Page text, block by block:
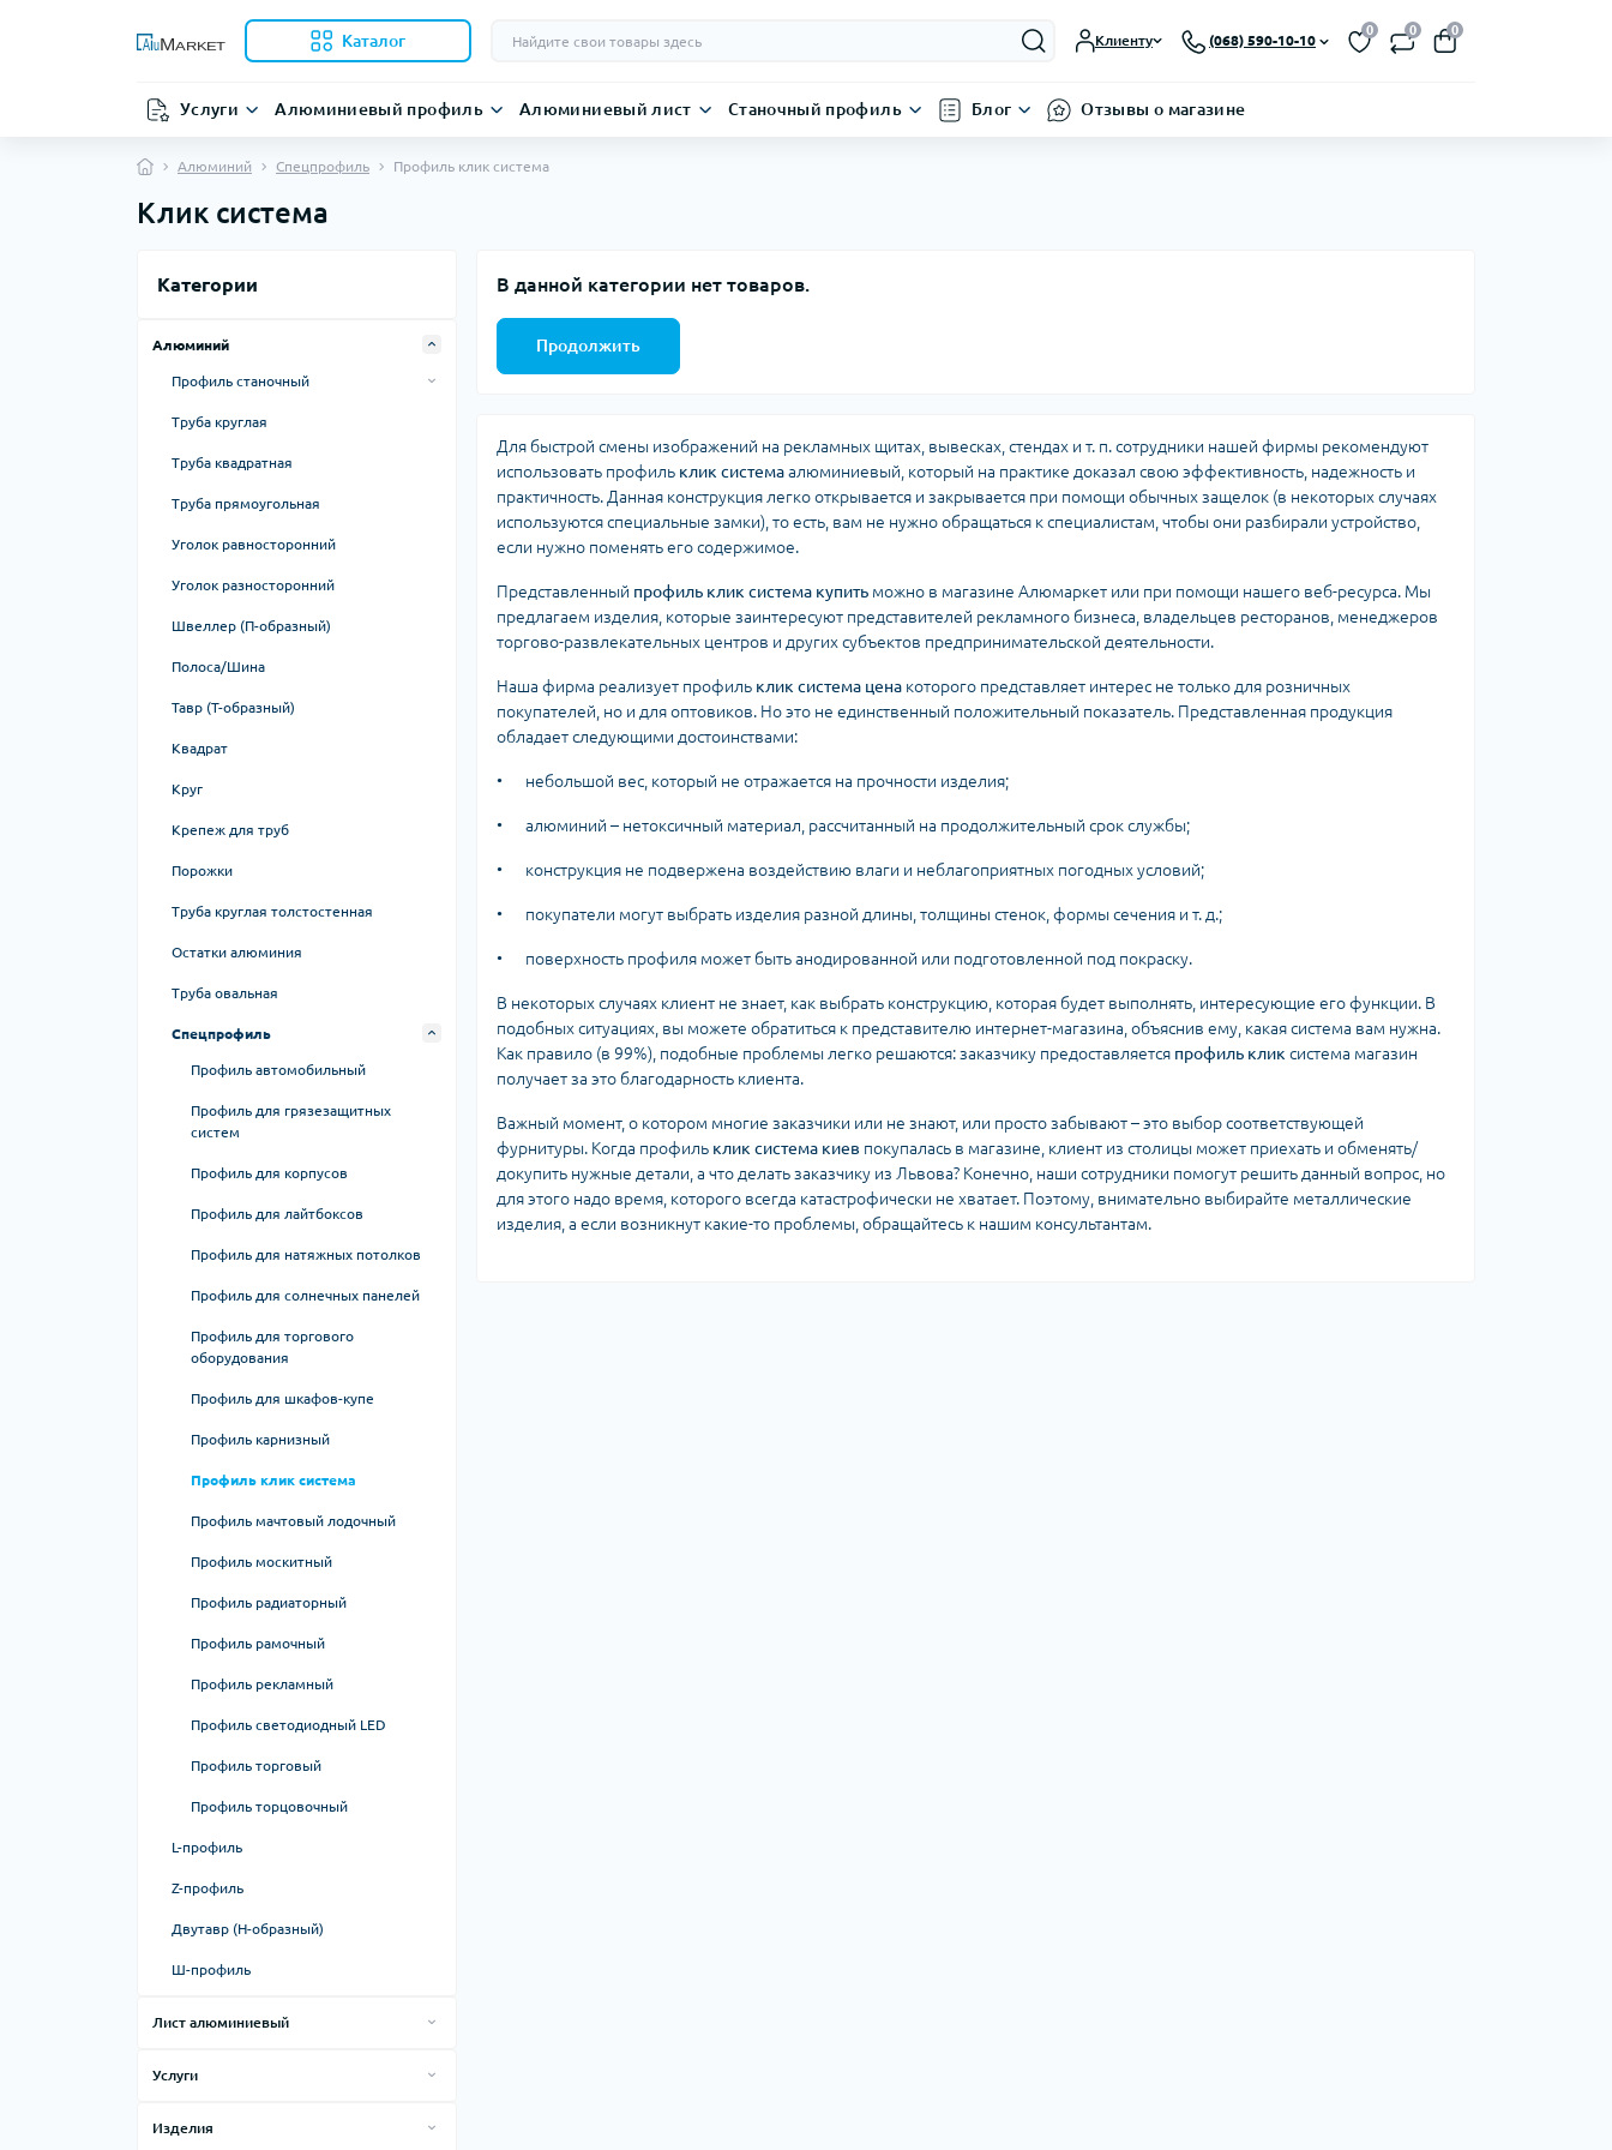
Каталог Клиенту (068) 590-10-10
0 0 0
Услуги Алюминиевый профиль Алюминиевый лист Станочный профиль Блог Отзывы о магазине
Алюминий Спецпрофиль Профиль клик система
Клик система
Категории
Алюминий
Профиль станочный
профиля
Для V-slot
Соединительные пластины
Труба круглая
Труба квадратная
Труба прямоугольная
Уголок равносторонний
Уголок разносторонний
Швеллер (П-образный)
Полоса/Шина
Тавр (Т-образный)
Квадрат
Круг
Крепеж для труб
Порожки
Труба круглая толстостенная
Остатки алюминия
Труба овальная
Спецпрофиль
Профиль автомобильный
Профиль для грязезащитных
систем
Профиль для корпусов
Профиль для лайтбоксов
Профиль для натяжных потолков
Профиль для солнечных панелей
Профиль для торгового
оборудования
Профиль для шкафов-купе
Профиль карнизный
Профиль клик система
Профиль мачтовый лодочный
Профиль москитный
Профиль радиаторный
Профиль рамочный
Профиль рекламный
Профиль светодиодный LED
Профиль торговый
Профиль торцовочный
L-профиль
Z-профиль
Двутавр (H-образный)
Ш-профиль
Лист алюминиевый
Плита алюминиевая
Услуги
Изделия
В данной категории нет товаров.
Продолжить
Для быстрой смены изображений на рекламных щитах, вывесках, стендах и т. п. сотрудники нашей фирмы рекомендуют
использовать профиль клик системаалюминиевый, который на практике доказал свою эффективность, надежность и
практичность. Данная конструкция легко открывается и закрывается при помощи обычных защелок (в некоторых случаях
используются специальные замки), то есть, вам не нужно обращаться к специалистам, чтобы они разбирали устройство,
если нужно поменять его содержимое.
Представленный профиль клик система купить можно в магазине Алюмаркет или при помощи нашего веб-ресурса. Мы
предлагаем изделия, которые заинтересуют представителей рекламного бизнеса, владельцев ресторанов, менеджеров
торгово-развлекательных центров и других субъектов предпринимательской деятельности.
Наша фирма реализует профиль клик система цена которого представляет интерес не только для розничных
покупателей, но и для оптовиков. Но это не единственный положительный показатель. Представленная продукция
обладает следующими достоинствами:
• небольшой вес, который не отражается на прочности изделия;
• алюминий – нетоксичный материал, рассчитанный на продолжительный срок службы;
• конструкция не подвержена воздействию влаги и неблагоприятных погодных условий;
• покупатели могут выбрать изделия разной длины, толщины стенок, формы сечения и т. д.;
• поверхность профиля может быть анодированной или подготовленной под покраску.
В некоторых случаях клиент не знает, как выбрать конструкцию, которая будет выполнять, интересующие его функции. В
подобных ситуациях, вы можете обратиться к представителю интернет-магазина, объяснив ему, какая система вам нужна.
Как правило (в 99%), подобные проблемы легко решаются: заказчику предоставляется профиль клик система магазин
получает за это благодарность клиента.
Важный момент, о котором многие заказчики или не знают, или просто забывают – это выбор соответствующей
фурнитуры. Когда профиль клик система киев покупалась в магазине, клиент из столицы может приехать и обменять/
докупить нужные детали, а что делать заказчику из Львова? Конечно, наши сотрудники помогут решить данный вопрос, но
для этого надо время, которого всегда катастрофически не хватает. Поэтому, внимательно выбирайте металлические
изделия, а если возникнут какие-то проблемы, обращайтесь к нашим консультантам.